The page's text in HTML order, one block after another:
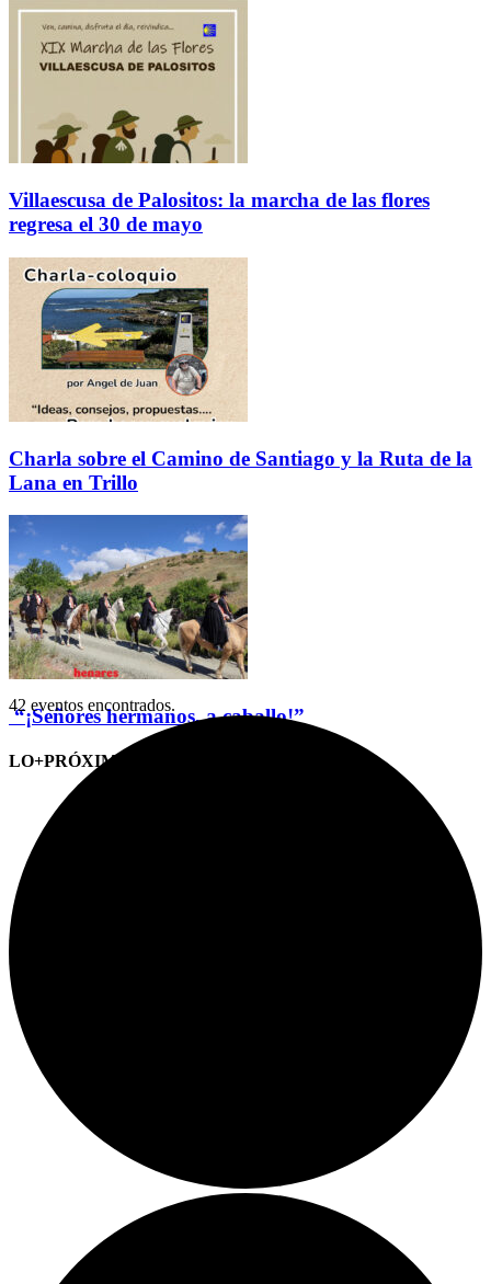
Villaescusa de Palositos: la marcha de las flores
regresa el 30 de mayo
Charla sobre el Camino de Santiago y la Ruta de la
Lana en Trillo
“¡Señores hermanos, a caballo!”
LO+PRÓXIMO (CITAS)
42 eventos encontrados.